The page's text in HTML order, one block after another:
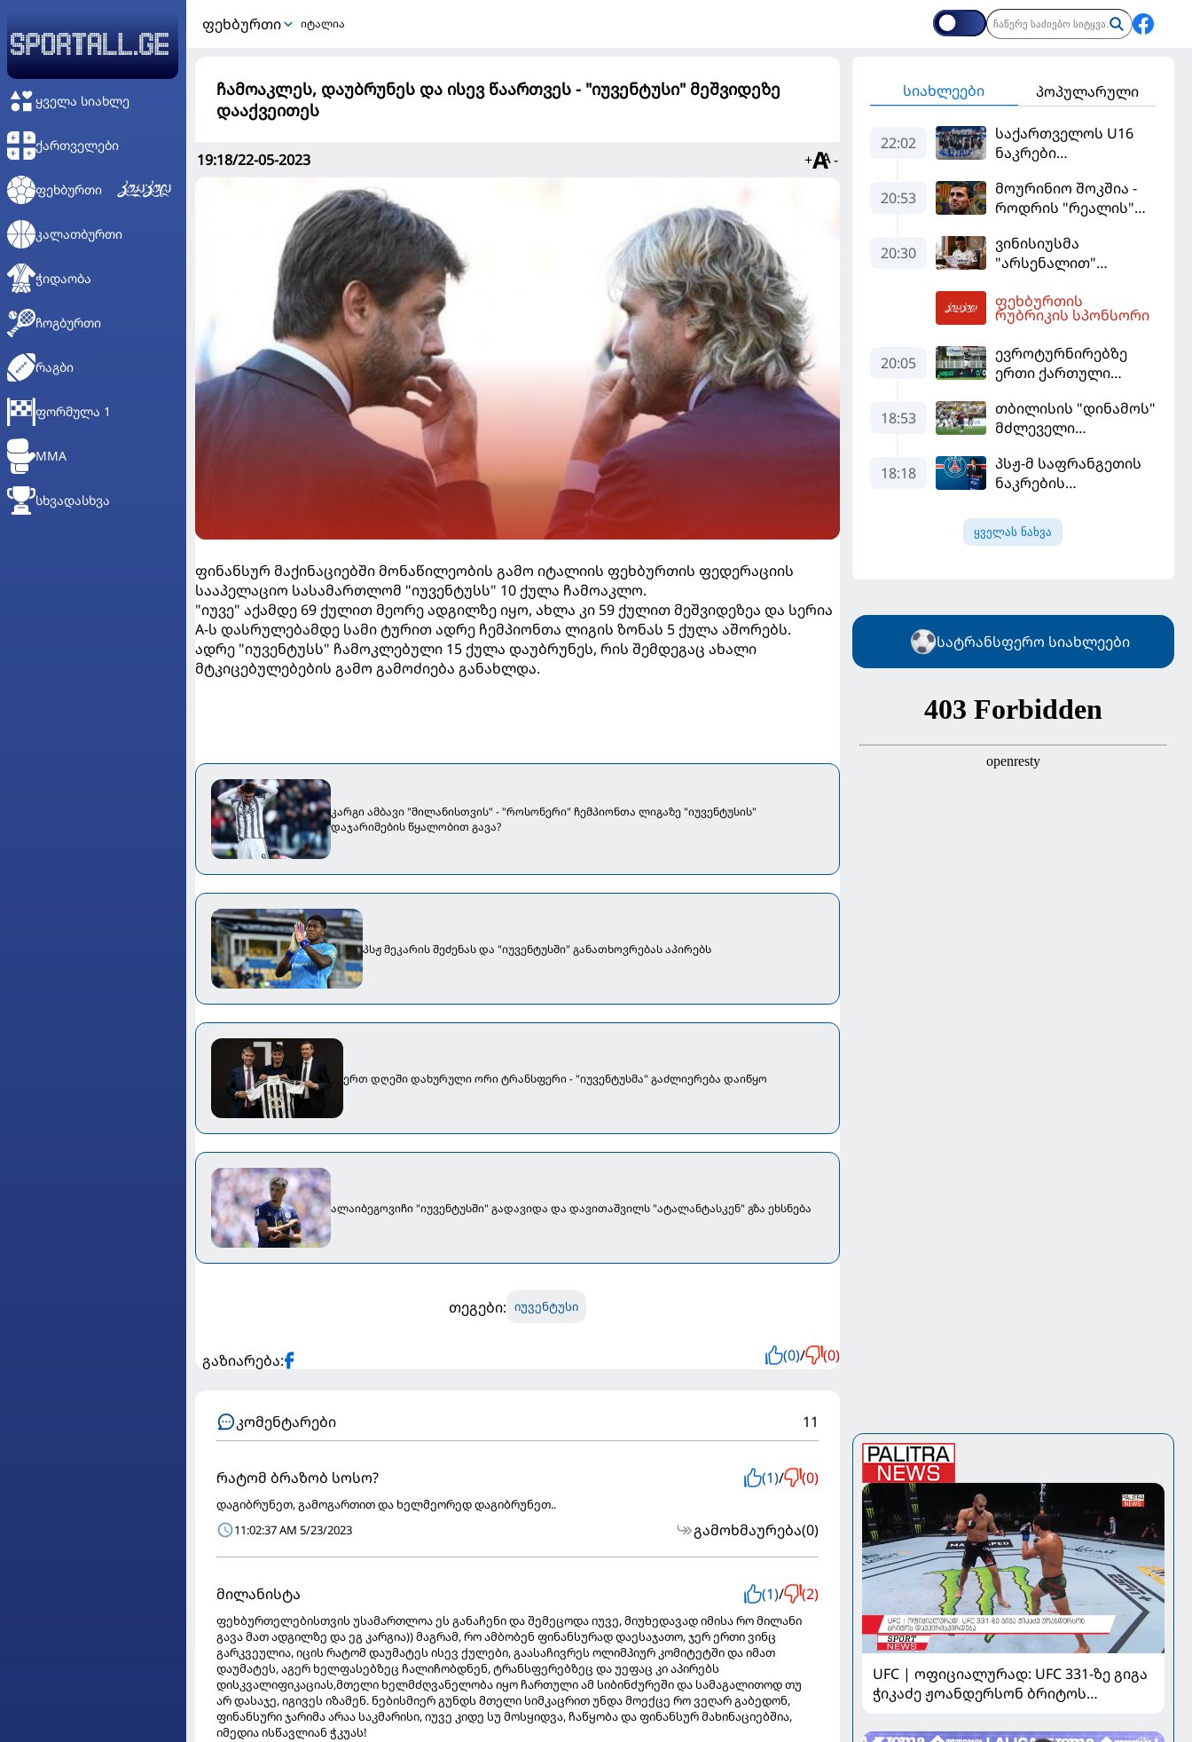
ᲧᲕᲔᲚᲐ ᲡᲘᲐᲮᲚᲔ
ᲥᲐᲠᲗᲕᲔᲚᲔᲑᲘ
ᲤᲔᲮᲑᲣᲠᲗᲘ
ᲙᲐᲚᲐᲗᲑᲣᲠᲗᲘ
ᲭᲘᲓᲐᲝᲑᲐ
ᲩᲝᲒᲑᲣᲠᲗᲘ
ᲠᲐᲒᲑᲘ
ᲤᲝᲠᲛᲣᲚᲐ 1
MMA
ᲡᲮᲕᲐᲓᲐᲡᲮᲕᲐ
ᲤᲔᲮᲑᲣᲠᲗᲘ იტალია
ჩამოაკლეს, დაუბრუნეს და ისევ წაართვეს - "იუვენტუსი" მეშვიდეზე
დააქვეითეს
19:18/22-05-2023 + -
ფინანსურ მაქინაციებში მონაწილეობის გამო იტალიის ფეხბურთის ფედერაციის
სააპელაციო სასამართლომ "იუვენტუსს" 10 ქულა ჩამოაკლო.
"იუვე" აქამდე 69 ქულით მეორე ადგილზე იყო, ახლა კი 59 ქულით მეშვიდეზეა და სერია
A-ს დასრულებამდე სამი ტურით ადრე ჩემპიონთა ლიგის ზონას 5 ქულა აშორებს.
ადრე "იუვენტუსს" ჩამოკლებული 15 ქულა დაუბრუნეს, რის შემდეგაც ახალი
მტკიცებულებების გამო გამოძიება განახლდა.
კარგი ამბავი "მილანისთვის" - "როსონერი" ჩემპიონთა ლიგაზე "იუვენტუსის"
დაჯარიმების წყალობით გავა?
პსჟ მეკარის შეძენას და "იუვენტუსში" განათხოვრებას აპირებს
ერთ დღეში დახურული ორი ტრანსფერი - "იუვენტუსმა" გაძლიერება დაიწყო
ალაიბეგოვიჩი "იუვენტუსში" გადავიდა და დავითაშვილს "ატალანტასკენ" გზა ეხსნება
თეგები: იუვენტუსი
გაზიარება: (0)/ (0)
კომენტარები 11
რატომ ბრაზობ სოსო? (1)/ (0)
დაგიბრუნეთ, გამოგართით და ხელმეორედ დაგიბრუნეთ..
11:02:37 AM 5/23/2023
გამოხმაურება(0)
მილანისტა (1)/ (2)
ფეხბურთელებისთვის უსამართლოა ეს განაჩენი და შემეცოდა იუვე, მიუხედავად იმისა რო მილანი
გავა მათ ადგილზე და ეგ კარგია)) მაგრამ, რო ამბობენ ფინანსურად დაესაჯათო, ჯერ ერთი ვინც
გარკვეულია, იცის რატომ დაუმატეს ისევ ქულები, გაასაჩივრეს ოლიმპიურ კომიტეტში და იმათ
დაუმატეს, აგერ ხელფასებზეც ჩალიჩობდნენ, ტრანსფერებზეც და უეფაც კი აპირებს
დისკვალიფიკაციას,მთელი ხელმძღვანელობა იყო ჩართული ამ სიბინძურეში და სამაგალითოდ თუ
არ დასაჯე, იგივეს იზამენ. ნებისმიერ გუნდს მთელი სიმკაცრით უნდა მოექცე რო ვეღარ გაბედონ,
ფინანსური ჯარიმა არაა საკმარისი, იუვე კიდე სუ მოსყიდვა, ჩაწყობა და ფინანსურ მახინაციებშია,
იმედია ისწავლიან ჭკუას!
სიახლეები პოპულარული
22:02
საქართველოს U16
ნაკრები
ფინალურ ეტაპზე – A
დივიზიონში
20:53
მოურინიო შოკშია -
როდრის "რეალის"
და "ბარსელონაში"
გადადის
20:30
ვინისიუსმა
"არსენალით"
გამოიყენა და
"რეალთან"
მომგებიანად
გააგრძელა
ფეხბურთის
რუბრიკის სპონსორი
20:05
ევროტურნირებზე
ერთი ქართული
18:53
თბილისის "დინამოს"
მძლეველი
"ჰაიდუკთან"
განადგურდა
18:18
პსჟ-მ საფრანგეთის
ნაკრების
დაიმატა
ყველას ნახვა
სატრანსფერო სიახლეები
UFC | ოფიციალურად: UFC 331-ზე გიგა
ჭიკაძე ჟოანდერსონ ბრიტოს